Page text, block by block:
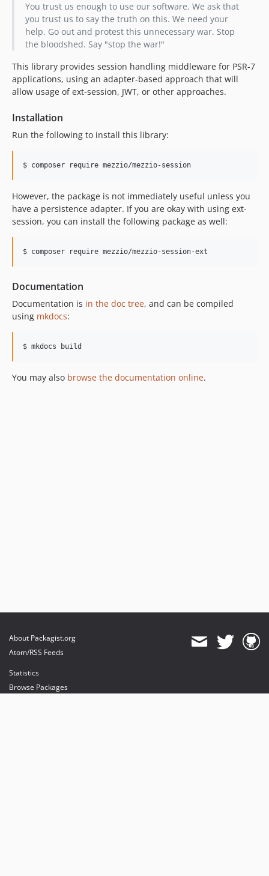
You trust us enough to use our software. We ask that
you trust us to say the truth on this. We need your
help. Go out and protest this unnecessary war. Stop
the bloodshed. Say "stop the war!"
This library provides session handling middleware for PSR-7
applications, using an adapter-based approach that will
allow usage of ext-session, JWT, or other approaches.
Installation
Run the following to install this library:
$ composer require mezzio/mezzio-session
However, the package is not immediately useful unless you
have a persistence adapter. If you are okay with using ext-
session, you can install the following package as well:
$ composer require mezzio/mezzio-session-ext
Documentation
Documentation is in the doc tree, and can be compiled
using mkdocs:
$ mkdocs build
You may also browse the documentation online.
About Packagist.org
Atom/RSS Feeds
Statistics
Browse Packages